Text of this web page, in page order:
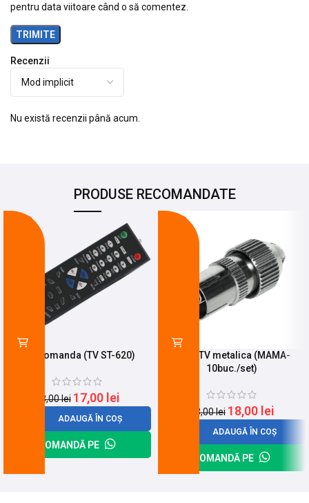
Recenzii
Nu există recenzii până acum.
pentru data viitoare când o să comentez.
PRODUSE RECOMANDATE
Telecomanda (TV ST-620)
23,00lei 17,00 lei
ADAUGĂ ÎN COȘ
COMANDĂ PE
Mufa TV metalica (MAMA-
10buc./set)
23,00lei 18,00 lei
ADAUGĂ ÎN COȘ
COMANDĂ PE